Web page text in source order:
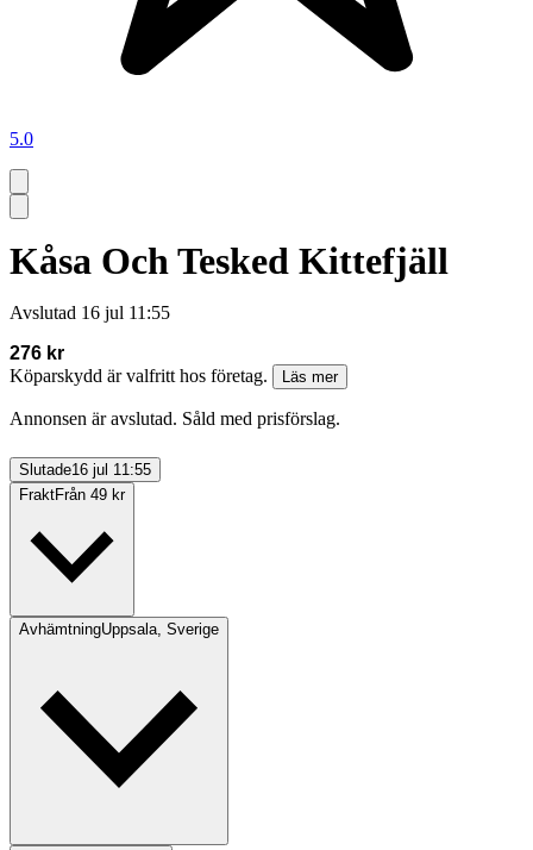
5.0
Kåsa Och Tesked Kittefjäll
Avslutad 16 jul 11:55
276 kr
Köparskydd är valfritt hos företag.
Läs mer
Annonsen är avslutad. Såld med prisförslag.
Slutade16 jul 11:55
FraktFrån 49 kr
AvhämtningUppsala, Sverige